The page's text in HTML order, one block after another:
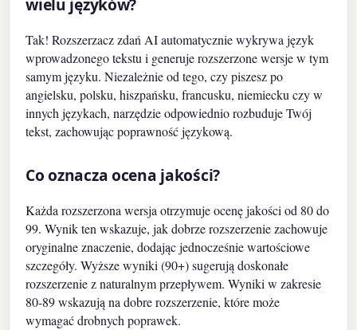
wielu języków?
Tak! Rozszerzacz zdań AI automatycznie wykrywa język
wprowadzonego tekstu i generuje rozszerzone wersje w tym
samym języku. Niezależnie od tego, czy piszesz po
angielsku, polsku, hiszpańsku, francusku, niemiecku czy w
innych językach, narzędzie odpowiednio rozbuduje Twój
tekst, zachowując poprawność językową.
Co oznacza ocena jakości?
Każda rozszerzona wersja otrzymuje ocenę jakości od 80 do
99. Wynik ten wskazuje, jak dobrze rozszerzenie zachowuje
oryginalne znaczenie, dodając jednocześnie wartościowe
szczegóły. Wyższe wyniki (90+) sugerują doskonałe
rozszerzenie z naturalnym przepływem. Wyniki w zakresie
80-89 wskazują na dobre rozszerzenie, które może
wymagać drobnych poprawek.